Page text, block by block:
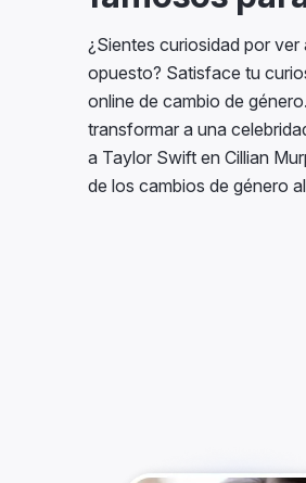
opuesto? Satisface tu
online de cambio de
transformar a una
a Taylor Swift en Cillian
de los cambios de género